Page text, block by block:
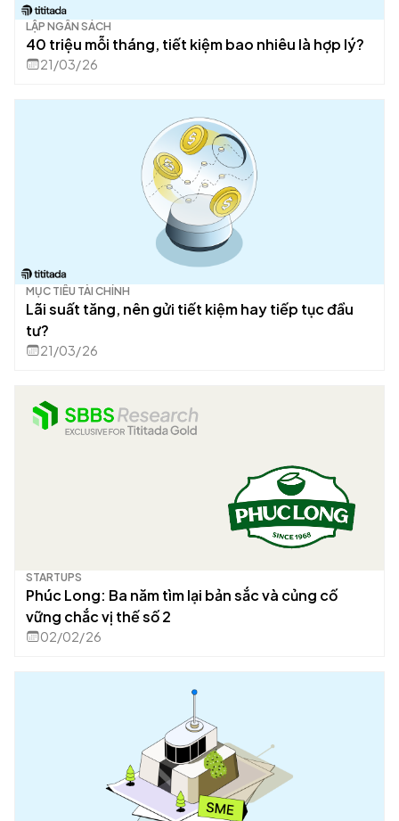
LẬP NGÂN SÁCH
40 triệu mỗi tháng, tiết kiệm bao nhiêu là hợp lý?
21/03/26
MỤC TIÊU TÀI CHÍNH
Lãi suất tăng, nên gửi tiết kiệm hay tiếp tục đầu
tư?
21/03/26
STARTUPS
Phúc Long: Ba năm tìm lại bản sắc và củng cố
vững chắc vị thế số 2
02/02/26